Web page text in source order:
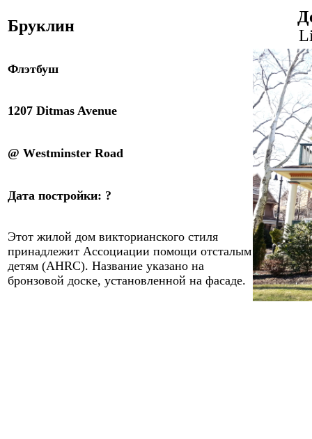
Бруклин
Флэтбуш
1207 Ditmas Avenue
@ Westminster Road
Дата постройки: ?
Этот жилой дом викторианского стиля
принадлежит Ассоциации помощи отсталым
детям (AHRC). Название указано на
бронзовой доске, установленной на фасаде.